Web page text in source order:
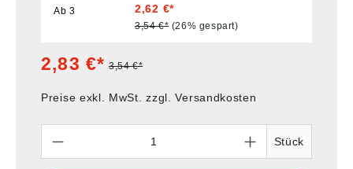
Ab 3 2,62 €*
3,54 €* (26% gespart)
2,83 €* 3,54 €*
Preise exkl. MwSt. zzgl. Versandkosten
Stück